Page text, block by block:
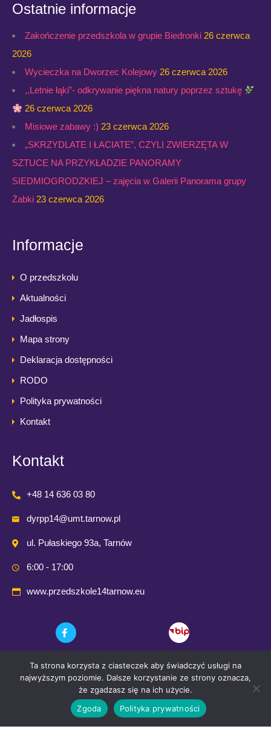
Ostatnie informacje
Zakończenie przedszkola w grupie Biedronki 26 czerwca
2026
Wycieczka na Dworzec Kolejowy 26 czerwca 2026
,,Letnie łąki”- odkrywanie piękna natury poprzez sztukę
26 czerwca 2026
Misiowe zabawy :) 23 czerwca 2026
„SKRZYDLATE I ŁACIATE”, CZYLI ZWIERZĘTA W
SZTUCE NA PRZYKŁADZIE PANORAMY
SIEDMIOGRODZKIEJ – zajęcia w Galerii Panorama grupy
Żabki 23 czerwca 2026
Informacje
O przedszkolu
Aktualności
Jadłospis
Mapa strony
Deklaracja dostępności
RODO
Polityka prywatności
Kontakt
Kontakt
+48 14 636 03 80
dyrpp14@umt.tarnow.pl
ul. Pułaskiego 93a, Tarnów
6:00 - 17:00
www.przedszkole14tarnow.eu
© 2021 Przedszkole Publiczne nr. 14 w Tarnowie
Ta strona korzysta z ciasteczek aby świadczyć usługi na
najwyższym poziomie. Dalsze korzystanie ze strony oznacza,
że zgadzasz się na ich użycie.
Zgoda
Polityka prywatności